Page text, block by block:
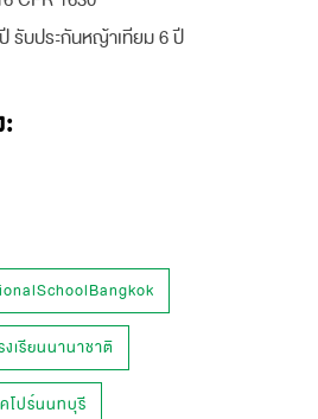
รับประกันหญ้าเทียม 6 ปี
งเรียนนานาชาติ
โปร์นนทบุรี